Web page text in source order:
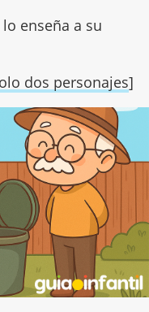
enseña a su
dos personajes]